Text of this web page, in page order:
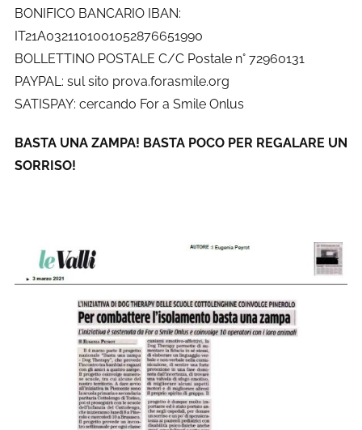
BONIFICO BANCARIO IBAN:
IT21A0321101001052876651990
BOLLETTINO POSTALE C/C Postale n° 72960131
PAYPAL: sul sito prova.forasmile.org
SATISPAY: cercando For a Smile Onlus
BASTA UNA ZAMPA! BASTA POCO PER REGALARE UN
SORRISO!